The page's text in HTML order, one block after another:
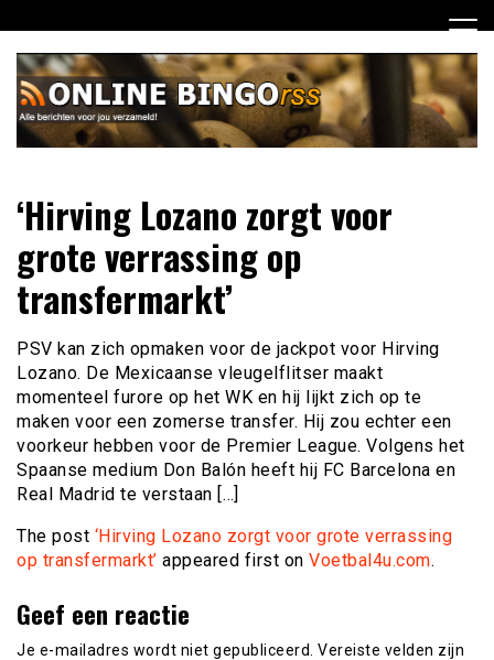
naar
inhoud
Online Bingo RSS
verzameld
‘Hirving Lozano zorgt voor
grote verrassing op
transfermarkt’
PSV kan zich opmaken voor de jackpot voor Hirving
Lozano. De Mexicaanse vleugelflitser maakt
momenteel furore op het WK en hij lijkt zich op te
maken voor een zomerse transfer. Hij zou echter een
voorkeur hebben voor de Premier League. Volgens het
Spaanse medium Don Balón heeft hij FC Barcelona en
Real Madrid te verstaan […]
The post ‘Hirving Lozano zorgt voor grote verrassing
op transfermarkt’ appeared first on Voetbal4u.com.
Geef een reactie
Je e-mailadres wordt niet gepubliceerd. Vereiste velden zijn